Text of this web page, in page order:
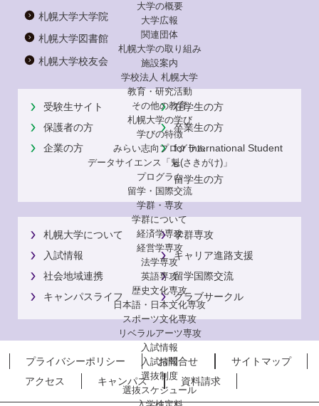
大学の概要
大学広報
関連団体
札幌大学の取り組み
施設案内
学校法人 札幌大学
教育・研究活動
その他の教育
札幌大学の学び
学びの特徴
みらい志向プログラム
データサイエンス「魁(さきがけ)」
プログラム
留学・国際交流
学群・専攻
学群について
経済学専攻
経営学専攻
法学専攻
英語専攻
歴史文化専攻
日本語・日本文化専攻
スポーツ文化専攻
リベラルアーツ専攻
入試情報
入試情報
選抜制度
選抜スケジュール
札幌大学大学院
札幌大学図書館
札幌大学校友会
受験生サイト
在学生の方
保護者の方
卒業生の方
企業の方
for International Student
s
留学生の方
札幌大学について
学群専攻
入試情報
キャリア進路支援
社会地域連携
留学国際交流
キャンパスライフ
クラブサークル
プライバシーポリシー お問合せ
サイトマップ
アクセス
キャンパス 資料請求